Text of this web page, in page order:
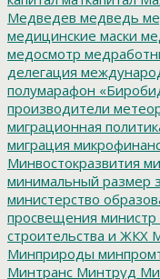
Медведев медведь
медицинские маски
медосмотр
делегация
полумарафон
производители
миграционная
миграция
Минвостокразвития
минимальный размер
министерство
просвещения министр
строительства и ЖКХ
Минприроды
Минтранс Минтруд